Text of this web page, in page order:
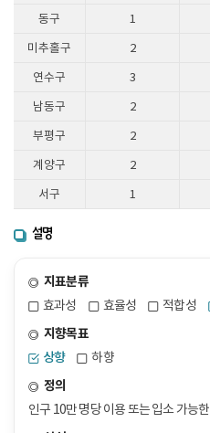
동구
1
미추홀구
2
연수구
3
남동구
2
부평구
2
계양구
2
서구
1
설명
지표분류
효과성
효율성 적합성
지향목표
상향
하향
정의
인구 10만 명당 이용 또는 입소 가능